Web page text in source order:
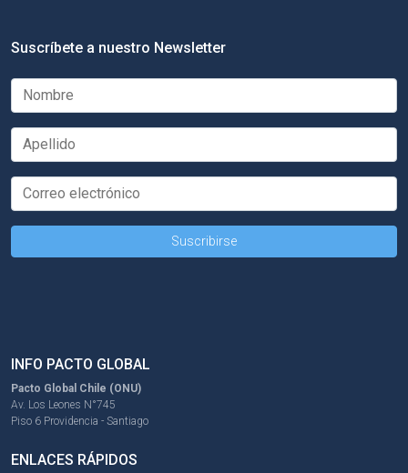
Suscríbete a nuestro Newsletter
INFO PACTO GLOBAL
Pacto Global Chile (ONU)
Av. Los Leones N°745
Piso 6 Providencia - Santiago
ENLACES RÁPIDOS